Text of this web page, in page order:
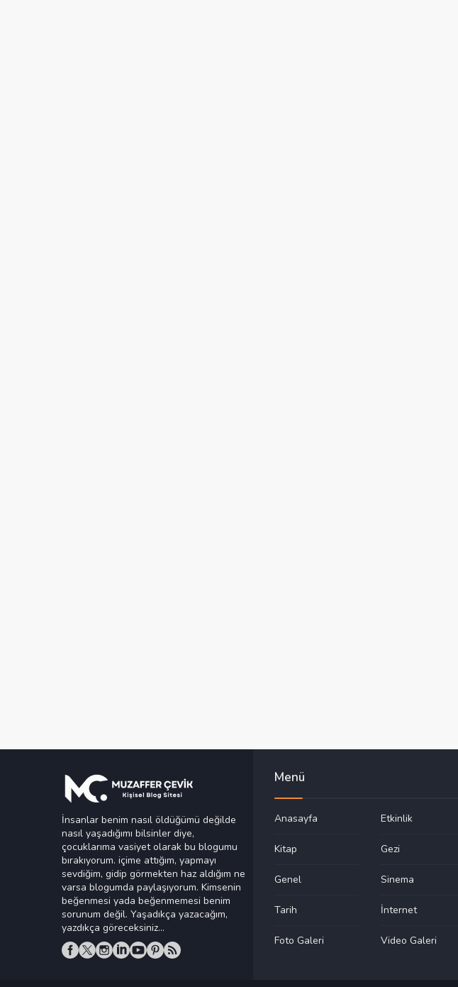
İnsanlar benim nasıl öldüğümü değilde
nasıl yaşadığımı bilsinler diye,
çocuklarıma vasiyet olarak bu blogumu
bırakıyorum. içime attığım, yapmayı
sevdiğim, gidip görmekten haz aldığım ne
varsa blogumda paylaşıyorum. Kimsenin
beğenmesi yada beğenmemesi benim
sorunum değil. Yaşadıkça yazacağım,
yazdıkça göreceksiniz...
Menü
Anasayfa Etkinlik
Kitap Gezi
Genel Sinema
Tarih İnternet
Foto Galeri Video Galeri